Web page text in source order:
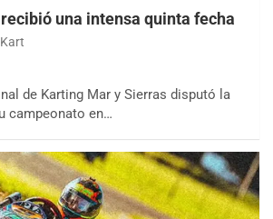
una intensa quinta fecha
de Karting Mar y Sierras disputó la
campeonato en…